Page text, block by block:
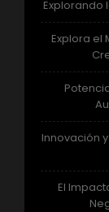
Explorando
Explora el
Innovación
El